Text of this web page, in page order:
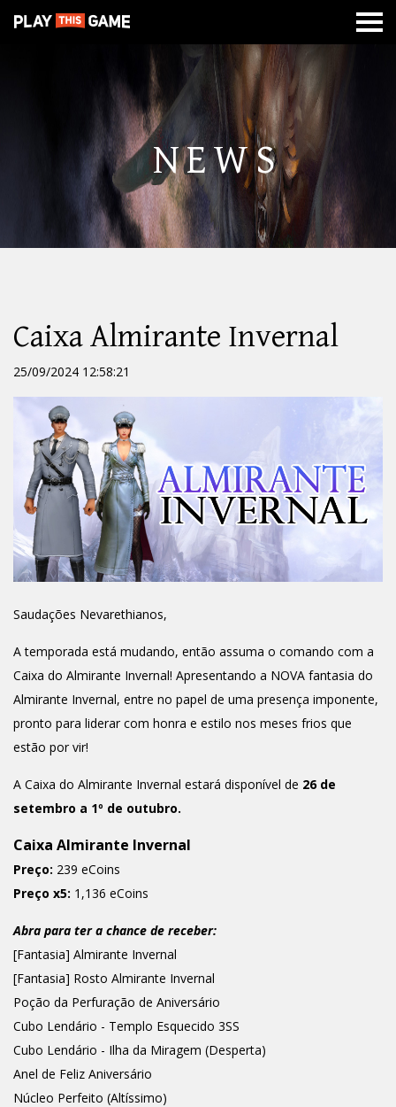
CLASSESCALABOUÇOS
MISSÃO
DE
GUERRA
NEWS
Caixa Almirante Invernal
25/09/2024 12:58:21
Saudações Nevarethianos,
A temporada está mudando, então assuma o comando com a
Caixa do Almirante Invernal! Apresentando a NOVA fantasia do
Almirante Invernal, entre no papel de uma presença imponente,
pronto para liderar com honra e estilo nos meses frios que
estão por vir!
A Caixa do Almirante Invernal estará disponível de 26 de
setembro a 1º de outubro.
Caixa Almirante Invernal
Preço: 239 eCoins
Preço x5: 1,136 eCoins
Abra para ter a chance de receber:
[Fantasia] Almirante Invernal
[Fantasia] Rosto Almirante Invernal
Poção da Perfuração de Aniversário
Cubo Lendário - Templo Esquecido 3SS
Cubo Lendário - Ilha da Miragem (Desperta)
Anel de Feliz Aniversário
Núcleo Perfeito (Altíssimo)